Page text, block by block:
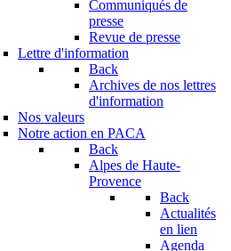
Communiqués de
presse
Revue de presse
Lettre d'information
Back
Archives de nos lettres
d'information
Nos valeurs
Notre action en PACA
Back
Alpes de Haute-
Provence
Back
Actualités
en lien
Agenda